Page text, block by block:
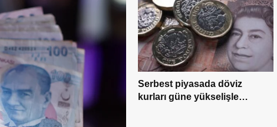
Serbest piyasada döviz
kurları güne yükselişle